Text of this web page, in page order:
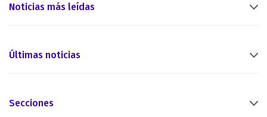
Noticias más leídas
Últimas noticias
Secciones